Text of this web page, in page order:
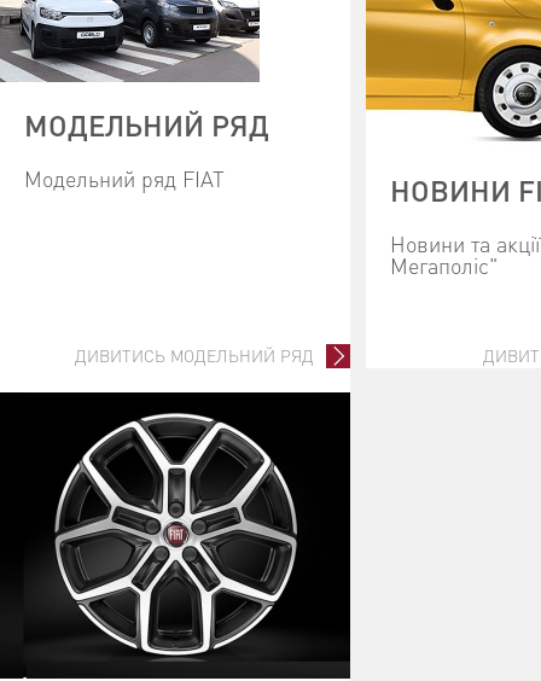
МОДЕЛЬНИЙ РЯД
Модельний ряд FIAT
ДИВИТИСЬ МОДЕЛЬНИЙ РЯД
НОВИНИ
Новини та
Мегаполіс"